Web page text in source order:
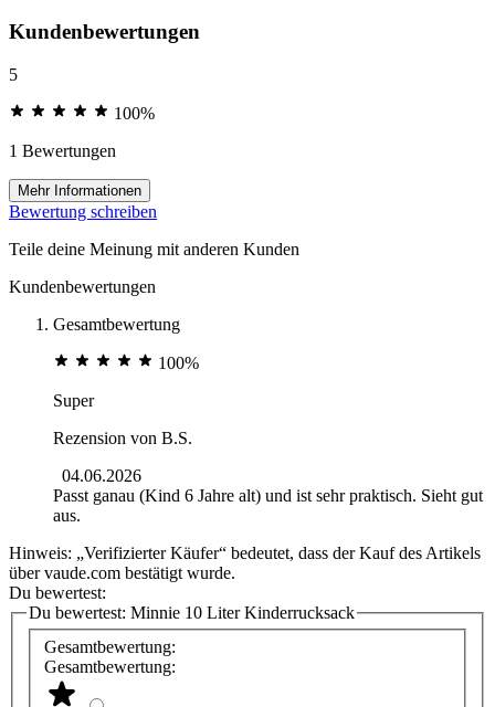
Kundenbewertungen
5
100%
1 Bewertungen
Mehr Informationen
Bewertung schreiben
Teile deine Meinung mit anderen Kunden
Kundenbewertungen
Gesamtbewertung
100%
Super
Rezension von B.S.
04.06.2026
Passt ganau (Kind 6 Jahre alt) und ist sehr praktisch. Sieht gut
aus.
Hinweis: „Verifizierter Käufer“ bedeutet, dass der Kauf des Artikels
über vaude.com bestätigt wurde.
Du bewertest:
Du bewertest: Minnie 10 Liter Kinderrucksack
Gesamtbewertung:
Gesamtbewertung: